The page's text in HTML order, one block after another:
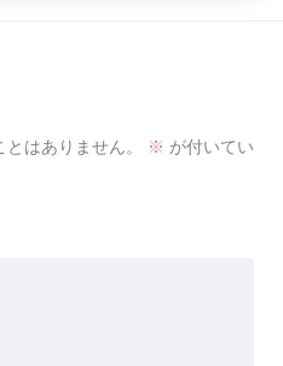
はありません。 ※ が付いてい